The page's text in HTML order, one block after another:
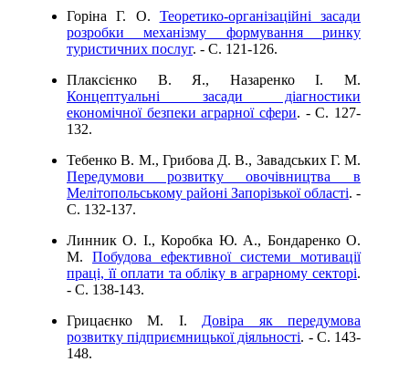
Горіна Г. О. Теоретико-організаційні засади
розробки механізму формування ринку
туристичних послуг. - C. 121-126.
Плаксієнко В. Я., Назаренко І. М.
Концептуальні засади діагностики
економічної безпеки аграрної сфери. - C. 127-
132.
Тебенко В. М., Грибова Д. В., Завадських Г. М.
Передумови розвитку овочівництва в
Мелітопольському районі Запорізької області. -
C. 132-137.
Линник О. І., Коробка Ю. А., Бондаренко О.
М. Побудова ефективної системи мотивації
праці, її оплати та обліку в аграрному секторі.
- C. 138-143.
Грицаєнко М. І. Довіра як передумова
розвитку підприємницької діяльності. - C. 143-
148.